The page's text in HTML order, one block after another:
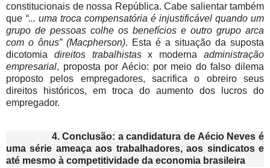
constitucionais de nossa República. Cabe salientar também
que “... uma troca compensatória é injustificável quando um
grupo de pessoas colhe os benefícios e outro grupo arca
com o ônus” (Macpherson). Esta é a situação da suposta
dicotomia direitos trabalhistasx modernaadministração
empresarial, proposta por Aécio: por meio do falso dilema
proposto pelos empregadores, sacrifica o obreiro seus
direitos históricos, em troca do aumento dos lucros do
empregador.
4. Conclusão: a candidatura de Aécio Neves é
uma série ameaça aos trabalhadores, aos sindicatos e
até mesmo à competitividade da economia brasileira